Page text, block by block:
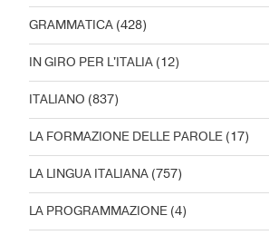
GRAMMATICA (428)
IN GIRO PER L'ITALIA (12)
ITALIANO (837)
LA FORMAZIONE DELLE PAROLE (17)
LA LINGUA ITALIANA (757)
LA PROGRAMMAZIONE (4)